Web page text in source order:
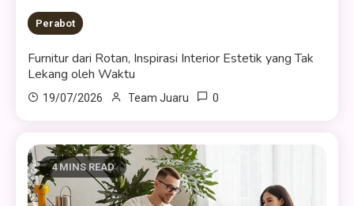
Perabot
Furnitur dari Rotan, Inspirasi Interior Estetik yang Tak
Lekang oleh Waktu
19/07/2026 Team Juaru 0
4 MINS READ